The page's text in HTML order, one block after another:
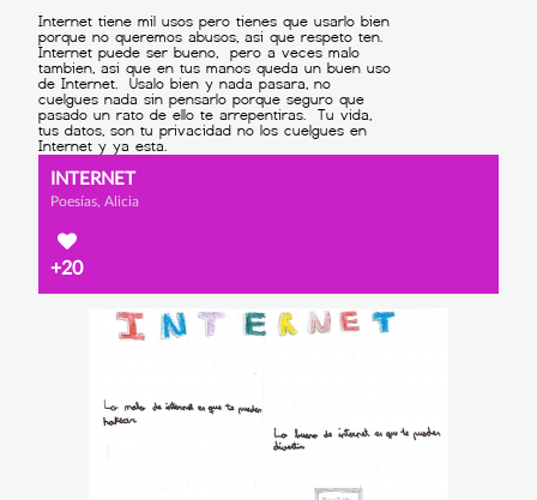
INTERNET
Poesías, Alicia
+20